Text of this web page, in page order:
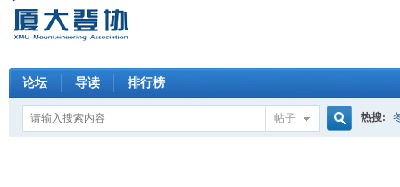
论坛 导读 排行榜
帖子 热搜: